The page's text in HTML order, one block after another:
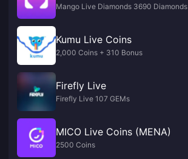
Mango Live Diamonds 3690 Diamonds
Kumu Live Coins
2,000 Coins + 310 Bonus
Firefly Live
Firefly Live 107 GEMs
MICO Live Coins (MENA)
2500 Coins